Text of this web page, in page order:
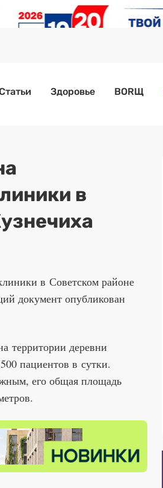
Здоровье BORЩ
в
в Советском районе
документ опубликован
территории деревни
пациентов в сутки.
его общая площадь